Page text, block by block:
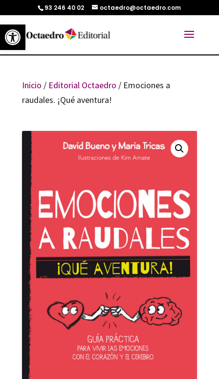
Abrir barra de herramientas
93 246 40 02 octaedro@octaedro.com
Inicio / Editorial Octaedro / Emociones a
raudales. ¡Qué aventura!